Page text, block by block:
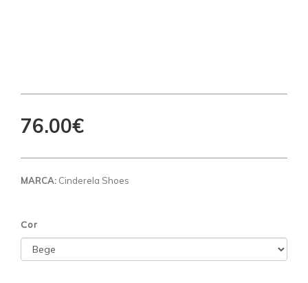
76.00€
MARCA: Cinderela Shoes
Cor